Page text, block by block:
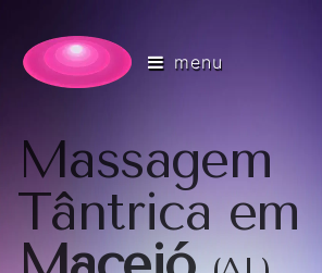
menu
Massagem
Tântrica em